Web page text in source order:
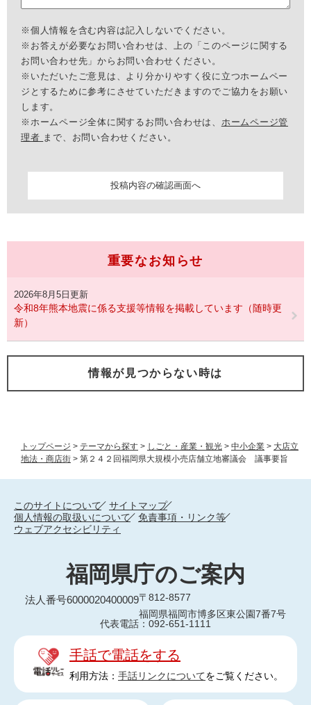
トップページ > テーマから探す > しごと・産業・観光 > 中小企業 > 大店立
地法・商店街 > 第２４２回福岡県大規模小売店舗立地審議会 議事要旨
※個人情報を含む内容は記入しないでください。
※お答えが必要なお問い合わせは、上の「このページに関する
お問い合わせ先」からお問い合わせください。
※いただいたご意見は、より分かりやすく役に立つホームペー
ジとするために参考にさせていただきますのでご協力をお願い
します。
※ホームページ全体に関するお問い合わせは、 ホームページ管
理者 まで、お問い合わせください。
重要なお知らせ
2026年8月5日更新
令和8年熊本地震に係る支援等情報を掲載しています（随時更
新）
情報が見つからない時は
このサイトについて
サイトマップ
個人情報の取扱いについて
免責事項・リンク等
ウェブアクセシビリティ
福岡県庁のご案内
法人番号6000020400009〒812-8577
福岡県福岡市博多区東公園7番7号
代表電話：092-651-1111
手話で電話をする
利用方法： 手話リンクについてをご覧ください。